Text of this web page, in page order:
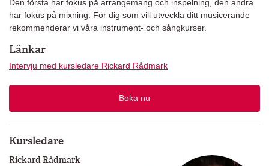
Den första har fokus på arrangemang och inspelning, den andra
har fokus på mixning. För dig som vill utveckla ditt musicerande
rekommenderar vi våra instrument- och sångkurser.
Länkar
Intervju med kursledare Rickard Rådmark
Boka nu
Kursledare
Rickard Rådmark